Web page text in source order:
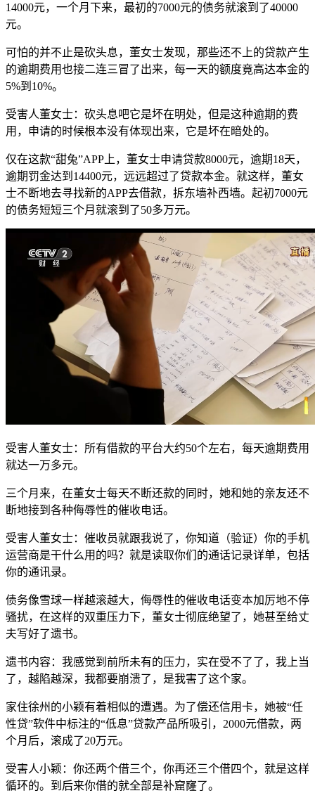
14000元，一个月下来，最初的7000元的债务就滚到了40000
元。
可怕的并不止是砍头息，董女士发现，那些还不上的贷款产生
的逾期费用也接二连三冒了出来，每一天的额度竟高达本金的
5%到10%。
受害人董女士：砍头息吧它是坏在明处，但是这种逾期的费
用，申请的时候根本没有体现出来，它是坏在暗处的。
仅在这款“甜兔”APP上，董女士申请贷款8000元，逾期18天，
逾期罚金达到14400元，远远超过了贷款本金。就这样，董女
士不断地去寻找新的APP去借款，拆东墙补西墙。起初7000元
的债务短短三个月就滚到了50多万元。
受害人董女士：所有借款的平台大约50个左右，每天逾期费用
就达一万多元。
三个月来，在董女士每天不断还款的同时，她和她的亲友还不
断地接到各种侮辱性的催收电话。
受害人董女士：催收员就跟我说了，你知道（验证）你的手机
运营商是干什么用的吗？就是读取你们的通话记录详单，包括
你的通讯录。
债务像雪球一样越滚越大，侮辱性的催收电话变本加厉地不停
骚扰，在这样的双重压力下，董女士彻底绝望了，她甚至给丈
夫写好了遗书。
遗书内容：我感觉到前所未有的压力，实在受不了了，我上当
了，越陷越深，我都要崩溃了，是我害了这个家。
家住徐州的小颖有着相似的遭遇。为了偿还信用卡，她被“任
性贷”软件中标注的“低息”贷款产品所吸引，2000元借款，两
个月后，滚成了20万元。
受害人小颖：你还两个借三个，你再还三个借四个，就是这样
循环的。到后来你借的就全部是补窟窿了。